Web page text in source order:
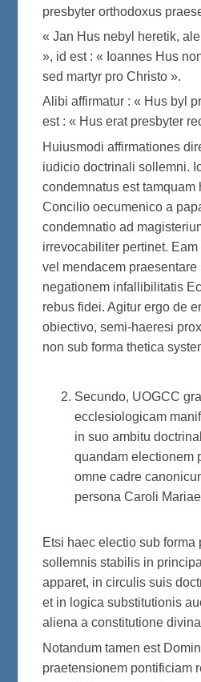
presbyter orthodoxus
« Jan Hus nebyl heretik,
», id est : « Ioannes Hus
sed martyr pro Christo ».
Alibi affirmatur : « Hus byl
est : « Hus erat presbyter
Huiusmodi affirmationes
iudicio doctrinali sollemni.
condemnatus est tamquam
Concilio oecumenico a
condemnatio ad
irrevocabiliter pertinet.
vel mendacem
negationem infallibilitatis
rebus fidei. Agitur ergo de
obiectivo, semi-haeresi
non sub forma thetica
Secundo, UOGCC
ecclesiologicam
in suo ambitu
quandam electionem
omne cadre
persona Caroli
Etsi haec electio sub forma
sollemnis stabilis in
apparet, in circulis suis
et in logica substitutionis
aliena a constitutione
Notandum tamen est
praetensionem pontificiam